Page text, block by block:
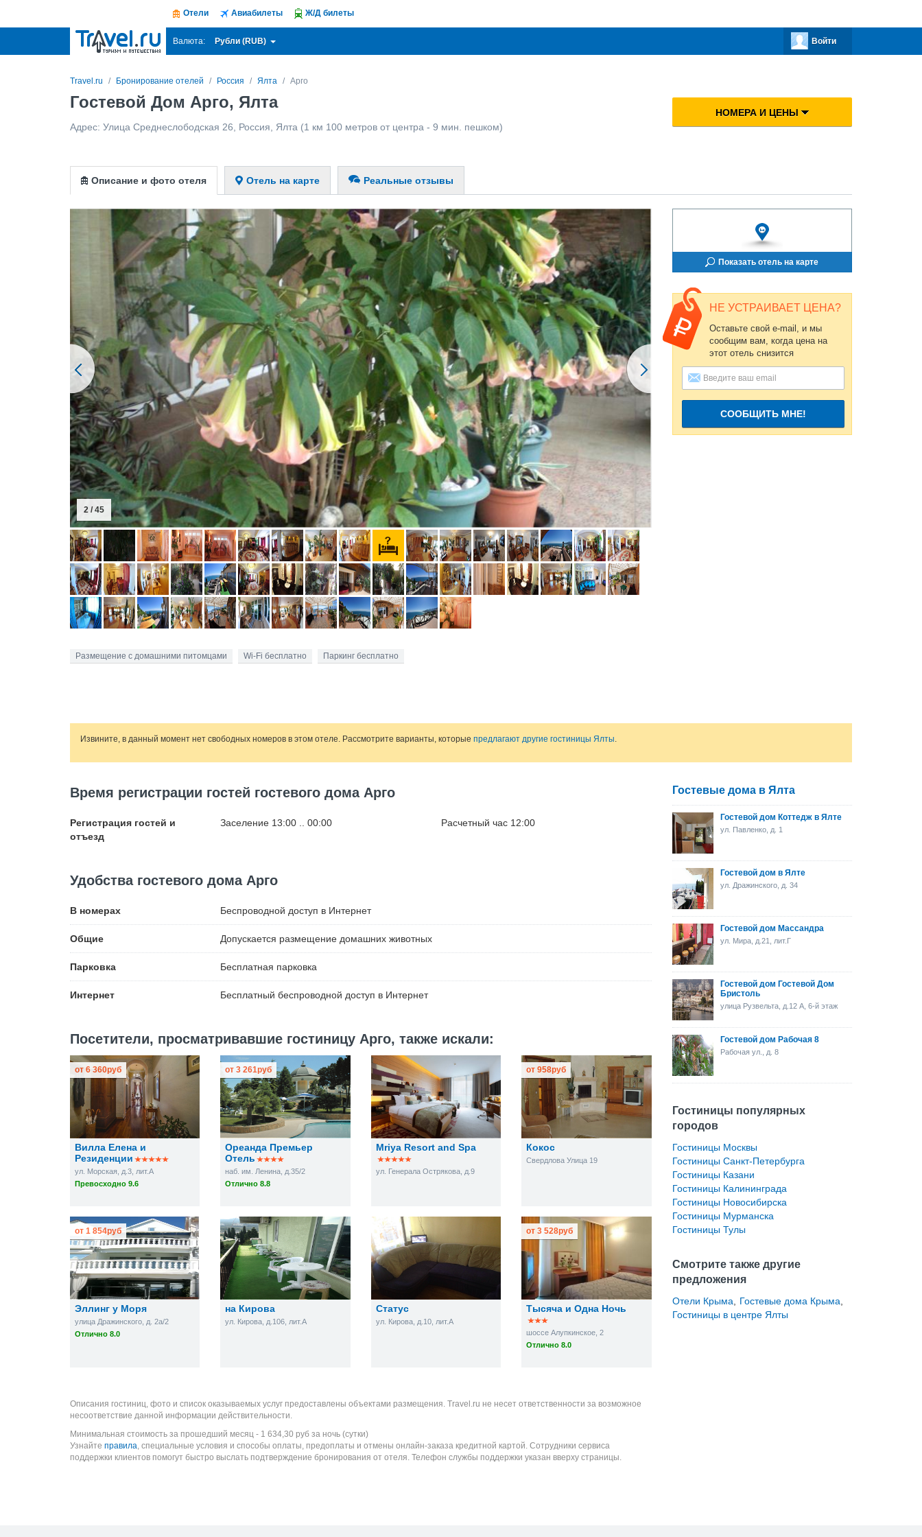
Отели Авиабилеты Ж/Д билеты
Валюта: Рубли (RUB) Войти
Travel.ru Бронирование отелей Россия Ялта Арго
Гостевой Дом Арго, Ялта
Адрес: Улица Среднеслободская 26 Россия Ялта (1 км 100 метров от центра - 9 мин. пешком)
НОМЕРА И ЦЕНЫ
Описание и фото отеля Отель на карте Реальные отзывы
3 / 45
Размещение с домашними питомцами Wi-Fi бесплатно Паркинг бесплатно
Показать отель на карте
НЕ УСТРАИВАЕТ ЦЕНА?
Оставьте свой e-mail, и мы
сообщим вам, когда цена на
этот отель снизится
СООБЩИТЬ МНЕ!
Извините, в данный момент нет свободных номеров в этом отеле. Рассмотрите варианты, которые предлагают другие гостиницы Ялты.
Время регистрации гостей гостевого дома Арго
Регистрация гостей и
отъезд
Заселение 13:00 .. 00:00 Расчетный час 12:00
Удобства гостевого дома Арго
В номерах Беспроводной доступ в Интернет
Общие Допускается размещение домашних животных
Парковка Бесплатная парковка
Интернет Бесплатный беспроводной доступ в Интернет
Посетители, просматривавшие гостиницу Арго, также искали:
Вилла Елена и
Резиденции
ул. Морская, д.3, лит.А
Превосходно 9.6
от 6 360руб
Ореанда Премьер
Отель
наб. им. Ленина, д.35/2
Отлично 8.8
от3 261руб
Mriya Resort and Spa
ул. Генерала Острякова, д.9
Кокос
Свердлова Улица 19
от958руб
Эллинг у Моря
улица Дражинского, д. 2а/2
Отлично 8.0
от 1 854руб
на Кирова
ул. Кирова, д.106, лит.А
Статус
ул. Кирова, д.10, лит.А
Тысяча и Одна Ночь
шоссе Алупкинское, 2
Отлично 8.0
от3 528руб
Описания гостиниц, фото и список оказываемых услуг предоставлены объектами размещения. Travel.ru не несет ответственности за возможное
несоответствие данной информации действительности.
Минимальная стоимость за прошедший месяц - 1 634,30 руб за ночь (сутки)
Узнайте правила, специальные условия и способы оплаты, предоплаты и отмены онлайн-заказа кредитной картой. Сотрудники сервиса
поддержки клиентов помогут быстро выслать подтверждение бронирования от отеля. Телефон службы поддержки указан вверху страницы.
Гостевые дома в Ялта
Гостевой дом Коттедж в Ялте
ул. Павленко, д. 1
Гостевой дом в Ялте
ул. Дражинского, д. 34
Гостевой дом Массандра
ул. Мира, д.21, лит.Г
Гостевой дом Гостевой Дом
Бристоль
улица Рузвельта, д.12 А, 6-й этаж
Гостевой дом Рабочая 8
Рабочая ул., д. 8
Гостиницы популярных
городов
Гостиницы Москвы
Гостиницы Санкт-Петербурга
Гостиницы Казани
Гостиницы Калининграда
Гостиницы Новосибирска
Гостиницы Мурманска
Гостиницы Тулы
Смотрите также другие
предложения
Отели Крыма Гостевые дома Крыма
Гостиницы в центре Ялты